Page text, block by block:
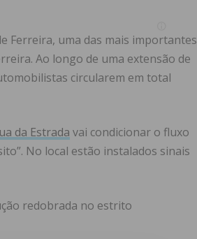
Ferreira, uma das mais importantes
Ao longo de uma extensão de
circularem em total
da Estrada vai condicionar o fluxo
No local estão instalados sinais
redobrada no estrito